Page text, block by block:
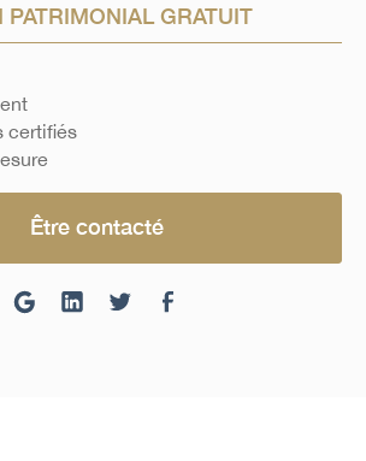
PATRIMONIAL GRATUIT
certifiés
Être contacté